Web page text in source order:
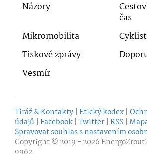
Názory
čas
Mikromobilita
Tiskové zprávy
Vesmír
Tiráž & Kontakty | Etický kodex |
údajů | Facebook | Twitter | RSS |
Spravovat souhlas s nastavením
Copyright © 2019 - 2026